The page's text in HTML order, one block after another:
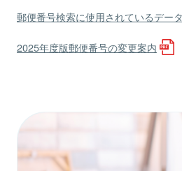
郵便番号検索に使用されているデー
2025年度版郵便番号の変更案内